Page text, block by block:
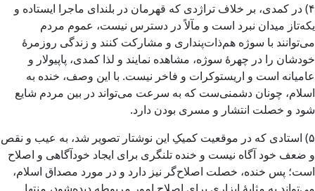
۴) در کمدی، بر خلاف تراژدی که قهرمان در بلندای ماجرا ایستاده و
یکه‌تاز میدان نبرد است و مآلاً در دسترس نیست، عموم مردم
می‌توانند با سوژه هم‌ذات‌پنداری و مشارکت کنند و زندگی روزمرهٔ
خودشان را در چهرهٔ سوژه، مشاهده نمایند و لذا کمدی، پاپیولار و
عامیانه است و اریستوکرات و فاخر نیست. با این وصف، خنده به
اسلام، چونان دشمنی‌ست که به سرعت می‌تواند در بین مردم شایع
شود و خصلت انتشار و مسری بودن دارد.
۵) استادی که در موقعیت کمیکِ این نوشتار تصویر شد، به عیب و نقص
و ضعف خود آگاه نیست و خنده تلنگری برای ایجاد خودآگاهی و اصلاح
است؛ پس خنده، خصلت اصلاح‌گر نیز دارد و در مورد مصداق اسلام،